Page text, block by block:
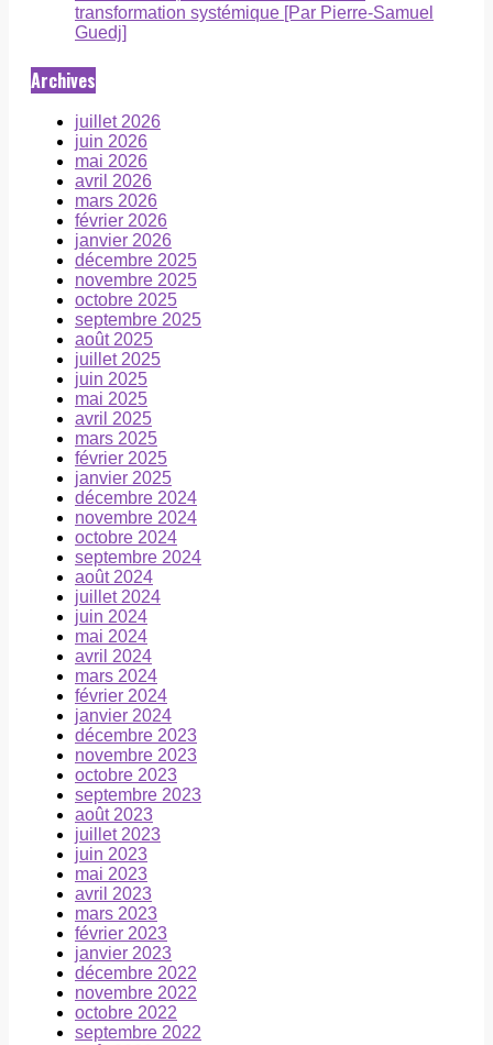
transformation systémique [Par Pierre-Samuel
Guedj]
Archives
juillet 2026
juin 2026
mai 2026
avril 2026
mars 2026
février 2026
janvier 2026
décembre 2025
novembre 2025
octobre 2025
septembre 2025
août 2025
juillet 2025
juin 2025
mai 2025
avril 2025
mars 2025
février 2025
janvier 2025
décembre 2024
novembre 2024
octobre 2024
septembre 2024
août 2024
juillet 2024
juin 2024
mai 2024
avril 2024
mars 2024
février 2024
janvier 2024
décembre 2023
novembre 2023
octobre 2023
septembre 2023
août 2023
juillet 2023
juin 2023
mai 2023
avril 2023
mars 2023
février 2023
janvier 2023
décembre 2022
novembre 2022
octobre 2022
septembre 2022